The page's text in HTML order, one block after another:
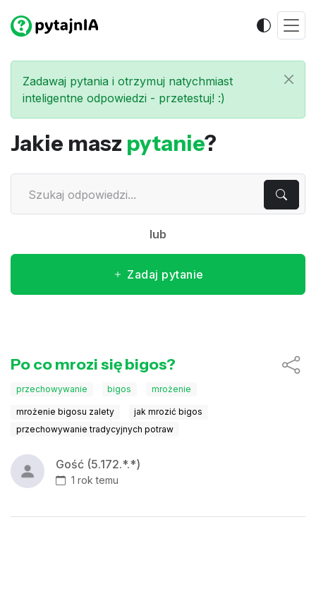
Zadawaj pytania i otrzymuj natychmiast
inteligentne odpowiedzi - przetestuj! :)
Jakie masz pytanie?
lub
Zadaj pytanie
Po co mrozi się bigos?
przechowywanie bigos mrożenie
mrożenie bigosu zalety
jak mrozić bigos
przechowywanie tradycyjnych potraw
Gość (5.172.*.*)
1 rok temu